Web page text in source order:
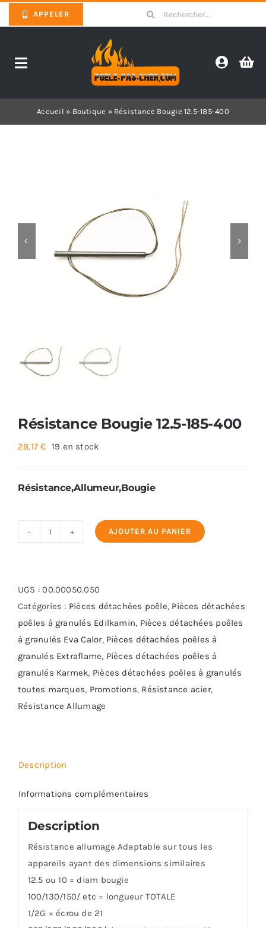
to
APPELER
Search
for:
Toggle
Accueil » Boutique » Résistance Bougie 12.5-185-400
Résistance Bougie 12.5-185-400
28,17€ 19 en stock
Résistance,Allumeur,Bougie
Bougie
12.5-
185-
400
AJOUTER AU PANIER
UGS :00.00050.050
Catégories : Pièces détachées poêle, Pièces détachées
poêles à granulés Edilkamin, Pièces détachées poêles
à granulés Eva Calor, Pièces détachées poêles à
granulés Extraflame, Pièces détachées poêles à
granulés Karmek, Pièces détachées poêles à granulés
toutes marques, Promotions, Résistance acier,
Résistance Allumage
Description
Informations complémentaires
Description
Résistance allumage Adaptable sur tous les
appareils ayant des dimensions similaires
12.5 ou 10 = diam bougie
100/130/150/ etc = longueur TOTALE
1/2G = écrou de 21